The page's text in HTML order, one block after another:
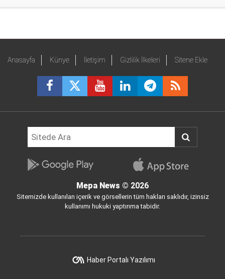
Anasayfa Künye İletişim Gizlilik İlkeleri Sitene Ekle
Mepa News © 2026
Sitemizde kullanılan içerik ve görsellerin tüm hakları saklıdır, izinsiz
kullanımı hukuki yaptırıma tabidir.
Haber Portalı Yazılımı